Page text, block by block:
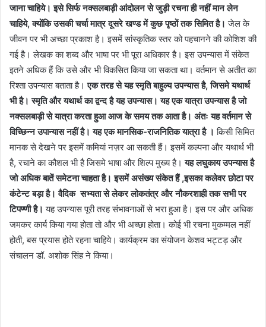
जाना चाहिये। इसे सिर्फ नक्सलबाड़ी आंदोलन से जुड़ी रचना ही नहीं मान लेन
चाहिये, क्योंकि उसकी चर्चा मात्र दूसरे खण्ड में कुछ पृष्ठों तक सिमित है। जेल के
जीवन पर भी अच्छा प्रकाश है। इसमें सांस्कृतिक स्तर को पहचानने की कोशिश की
गई है। लेखक का शब्द और भाषा पर भी पूरा अधिकार है। इस उपन्यास में संकेत
इतने अधिक हैं कि उसे और भी विकसित किया जा सकता था। वर्तमान से अतीत का
रिश्ता उपन्यास बताता है।एक तरह से यह स्मृति बाहुल्य उपन्यास है, जिसमे यथार्थ
भी है। स्मृति और यथार्थ का द्वन्द है यह उपन्यास। यह एक यात्रा उपन्यास है जो
नक्सलबाड़ी से यात्रा करता हुआ आज के समय तक आता है। अंतः यह वर्तमान से
विच्छिन्न उपान्यास नहीं है। यह एक मानसिक-राजनितिक यात्रा है । किसी सिमित
मानक से देखने पर इसमें कमियां नज़र आ सकती हैं। इसमें कल्पना और यथार्थ भी
है, रचाने का कौशल भी है जिसमे भाषा और शिल्प मुख्य है।यह लघुकाय उपन्यास है
जो अधिक बातें समेटना चाहता है। इसमें असंख्य संकेत हैं ,इसका कलेवर छोटा पर
कंटेन्ट बड़ा है। वैदिक सभ्यता से लेकर लोकतंत्र और नौकरशाही तक सभी पर
टिपण्णी है। यह उपन्यास पूरी तरह संभावनाओं से भरा हुआ है। इस पर और अधिक
जमकर कार्य किया गया होता तो और भी अच्छा होता। कोई भी रचना मुकम्मल नहीं
होती, बस प्रयास होते रहना चाहिये। कार्यक्रम का संयोजन केशव भट्टड़ और
संचालन डॉ. अशोक सिंह ने किया।